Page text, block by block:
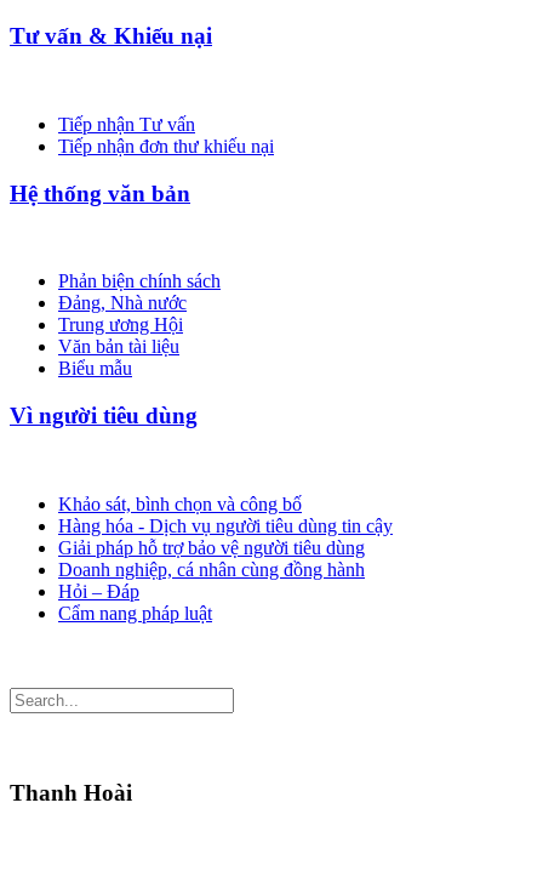
Tư vấn & Khiếu nại
Tiếp nhận Tư vấn
Tiếp nhận đơn thư khiếu nại
Hệ thống văn bản
Phản biện chính sách
Đảng, Nhà nước
Trung ương Hội
Văn bản tài liệu
Biểu mẫu
Vì người tiêu dùng
Khảo sát, bình chọn và công bố
Hàng hóa - Dịch vụ người tiêu dùng tin cậy
Giải pháp hỗ trợ bảo vệ người tiêu dùng
Doanh nghiệp, cá nhân cùng đồng hành
Hỏi – Đáp
Cẩm nang pháp luật
Thanh Hoài